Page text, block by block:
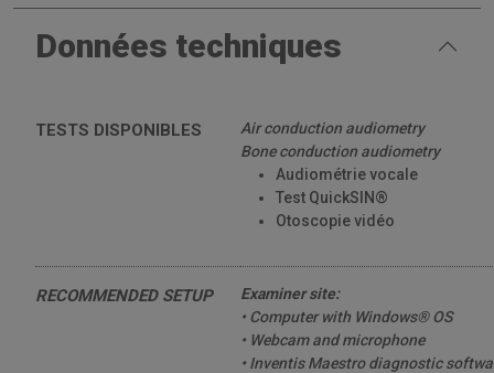
Données techniques
TESTS DISPONIBLES
Air conduction audiometry
Bone conduction audiometry
Audiométrie vocale
Test QuickSIN®
Otoscopie vidéo
RECOMMENDED SETUP
Examiner site:
• Computer with Windows® OS
• Webcam and microphone
• Inventis Maestro diagnostic